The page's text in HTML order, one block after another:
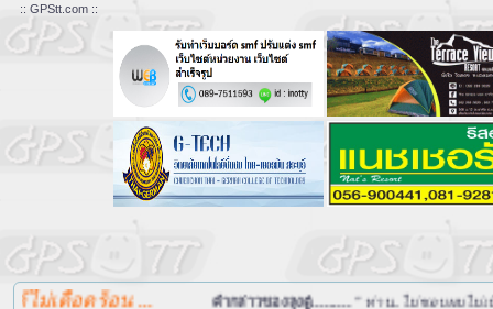
:: GPStt.com ::
คำกล่าวของลุงตู่......... " ท่าน..ไม่ชอบผมไม่เป็นไร แต่ท่านไม่ชอบปร